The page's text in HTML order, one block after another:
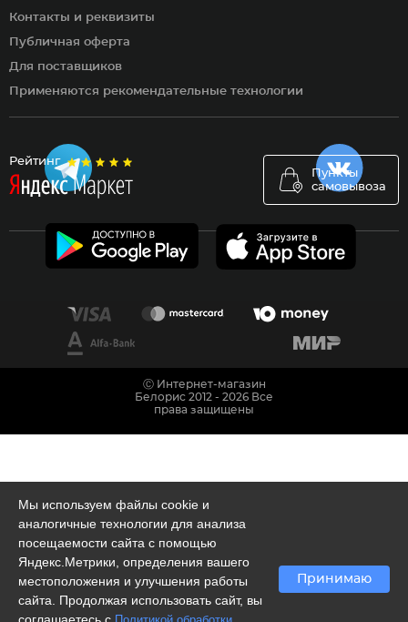
Рейтинг
Пункты
самовывоза
Контакты и реквизиты
Публичная оферта
Для поставщиков
Применяются рекомендательные технологии
Мы используем файлы cookie и
аналогичные технологии для анализа
посещаемости сайта с помощью
Яндекс.Метрики, определения вашего
местоположения и улучшения работы
сайта. Продолжая использовать сайт, вы
Принимаю
Ⓒ Интернет-магазин
Белорис 2012 - 2026 Все
права защищены